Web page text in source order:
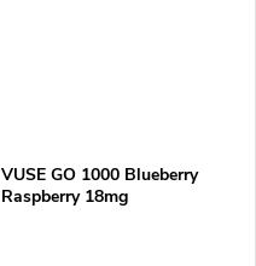
VUSE GO 1000 Blueberry
Raspberry 18mg